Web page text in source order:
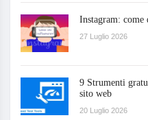
Instagram: come
27 Luglio 2026
9 Strumenti
sito web
20 Luglio 2026